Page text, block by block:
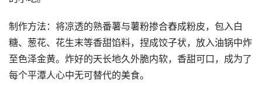
制作方法：将凉透的熟番薯与薯粉掺合舂成粉皮，包入白
糖、葱花、花生末等香甜馅料，捏成饺子状，放入油锅中炸
至色泽金黄。炸好的天长地久外脆内软，香甜可口，成为了
每个平潭人心中无可替代的美食。